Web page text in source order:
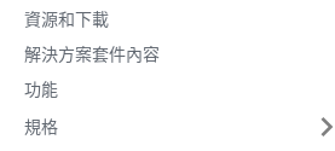
資源和下載
解決方案套件內容
功能
規格